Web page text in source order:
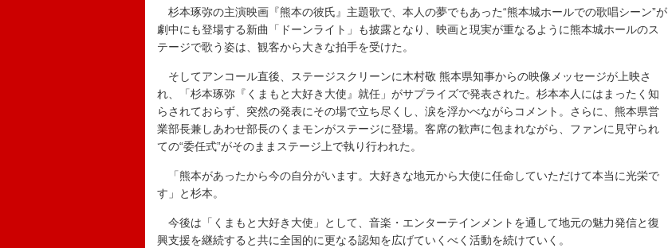
杉本琢弥の主演映画『熊本の彼氏』主題歌で、本人の夢でもあった“熊本城ホールでの歌唱シーン”が
劇中にも登場する新曲「ドーンライト」も披露となり、映画と現実が重なるように熊本城ホールのス
テージで歌う姿は、観客から大きな拍手を受けた。
そしてアンコール直後、ステージスクリーンに木村敬 熊本県知事からの映像メッセージが上映さ
れ、「杉本琢弥『くまもと大好き大使』就任」がサプライズで発表された。杉本本人にはまったく知
らされておらず、突然の発表にその場で立ち尽くし、涙を浮かべながらコメント。さらに、熊本県営
業部長兼しあわせ部長のくまモンがステージに登場。客席の歓声に包まれながら、ファンに見守られ
ての“委任式”がそのままステージ上で執り行われた。
「熊本があったから今の自分がいます。大好きな地元から大使に任命していただけて本当に光栄で
す」と杉本。
今後は「くまもと大好き大使」として、音楽・エンターテインメントを通して地元の魅力発信と復
興支援を継続すると共に全国的に更なる認知を広げていくべく活動を続けていく。